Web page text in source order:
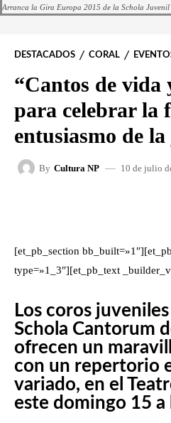
Arranca la Gira Europa 2015 de la Schola Juvenil
DESTACADOS CORAL
“Cantos de vida
para celebrar la
entusiasmo de
By Cultura NP 10 de julio
[et_pb_section
type=»1_3″][et_pb_text
Los coros
Schola Cantorum
ofrecen un
con un repertorio
variado, en el
este domingo 15 a